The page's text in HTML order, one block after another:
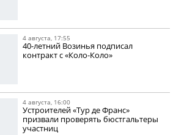
4 августа, 17:55
40-летний Возинья подписал
контракт с «Коло-Коло»
4 августа, 16:00
Устроителей «Тур де Франс»
призвали проверять бюстгальтеры
участниц